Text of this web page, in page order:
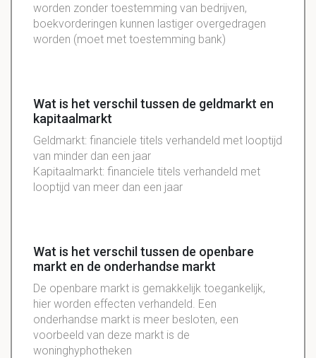
worden zonder toestemming van bedrijven,
boekvorderingen kunnen lastiger overgedragen
worden (moet met toestemming bank)
Wat is het verschil tussen de geldmarkt en
kapitaalmarkt
Geldmarkt: financiele titels verhandeld met looptijd
van minder dan een jaar
Kapitaalmarkt: financiele titels verhandeld met
looptijd van meer dan een jaar
Wat is het verschil tussen de openbare
markt en de onderhandse markt
De openbare markt is gemakkelijk toegankelijk,
hier worden effecten verhandeld. Een
onderhandse markt is meer besloten, een
voorbeeld van deze markt is de
woninghyphotheken